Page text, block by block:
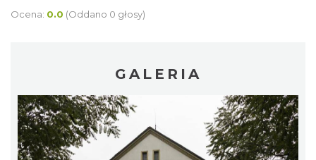
Ocena: 0.0 (Oddano 0 głosy)
GALERIA